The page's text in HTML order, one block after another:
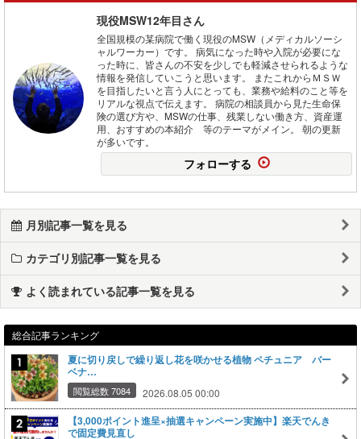
現役MSW12年目さん
全国規模の某病院で働く現役のMSW（メディカルソーシ
ャルワーカー）です。 病気になった時や入院が必要にな
った時に、皆さんの不安を少しでも軽減させられるような
情報を発信していこうと思います。 またこれからＭＳＷ
を目指したいと言う人にとっても、業務や給料のこと等を
リアルな視点で伝えます。 病院の相談員から見た生命保
険の選び方や、MSWの仕事、残業しない働き方、資産運
用、おすすめの本紹介 等のテーマがメイン。 朝の更新
が多いです。
フォローする
月別記事一覧を見る
カテゴリ別記事一覧を見る
よく読まれている記事一覧を見る
総合記事ランキング
夏に切り戻しで繰り返し花を咲かせる植物 ペチュニア バー
ベナ…
閲覧総数 7084 2026.08.05 00:00
【3,000ポイント進呈×抽選キャンペーン実施中】楽天でんき
で固定費見直し